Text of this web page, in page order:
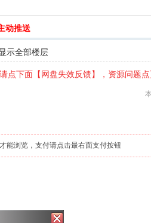
动推送
示全部楼层
点下面【网盘失效反馈】，资源问题
才能浏览，支付请点击最右面支付按钮